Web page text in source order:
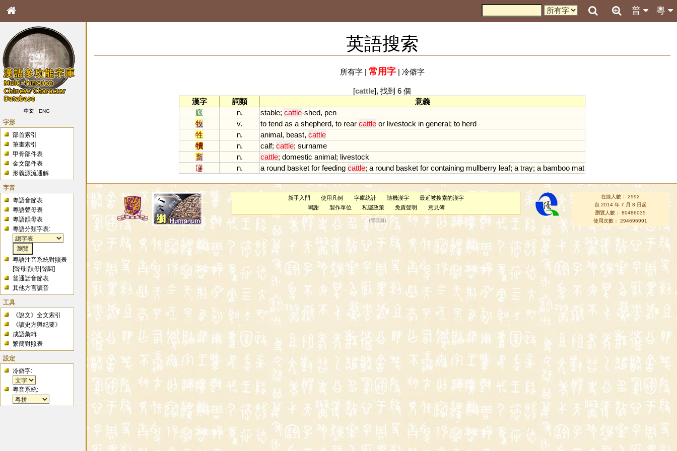
粵
普
中文 ENG
字形
部首索引
筆畫索引
甲骨部件表
金文部件表
形義源流通解
字音
粵語音節表
粵語聲母表
粵語韻母表
粵語分類字表:
粵語注音系統對照表
[聲母 |韻母 |聲調]
普通話音節表
其他方言讀音
工具
《說文》全文索引
《讀史方輿紀要》
成語彙輯
繁簡對照表
設定
冷僻字:
粵音系統:
英語搜索
所有字| 常用字| 冷僻字
[cattle], 找到 6 個
漢字
詞類
意義
廄
n. stable; cattle-shed, pen
牧
v. to tend as a shepherd, to rear cattle or livestock in general; to herd
牲
n. animal, beast, cattle
犢
n. calf; cattle; surname
畜
n. cattle; domestic animal; livestock
籧
n. a round basket for feeding cattle; a round basket for containing mullberry leaf; a tray; a bamboo mat
新手入門 使用凡例 字庫統計 隨機漢字
最近被搜索的漢字
鳴謝
製作單位 私隱政策 免責聲明 意見簿
（管理員 ）
在線人數： 2992
自 2014 年 7 月 8 日起
瀏覽人數： 80486035
使用次數： 294696991